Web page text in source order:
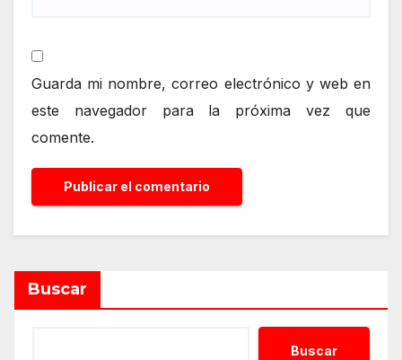
Guarda mi nombre, correo electrónico y web en
este navegador para la próxima vez que
comente.
Buscar
Buscar